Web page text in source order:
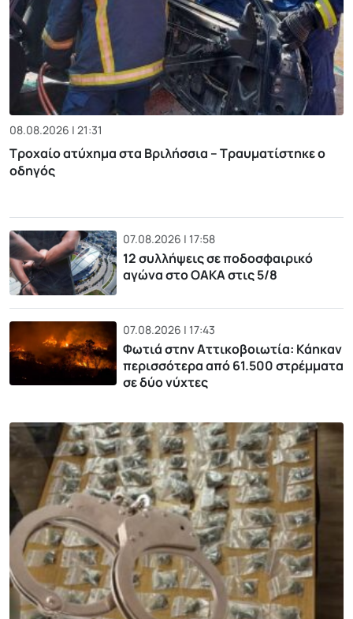
08.08.2026 | 21:31
Τροχαίο ατύχημα στα Βριλήσσια – Τραυματίστηκε ο
οδηγός
07.08.2026 | 17:58
12 συλλήψεις σε ποδοσφαιρικό
αγώνα στο ΟΑΚΑ στις 5/8
07.08.2026 | 17:43
Φωτιά στην Αττικοβοιωτία: Kάηκαν
περισσότερα από 61.500 στρέμματα
σε δύο νύχτες